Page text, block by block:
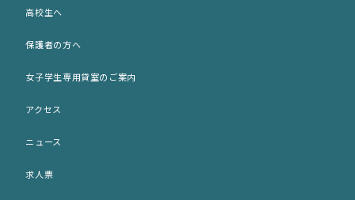
AO選考エントリーシート (印刷用)
出願願書 (印刷用)
歴史・沿革
施設紹介
アクセス
高校生へ
保護者の方へ
女子学生専用貸室のご案内
アクセス
ニュース
求人票